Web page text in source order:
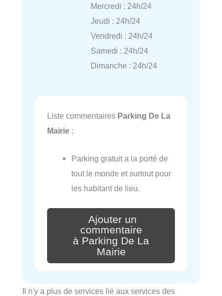
Mercredi : 24h/24
Jeudi : 24h/24
Vendredi : 24h/24
Samedi : 24h/24
Dimanche : 24h/24
Liste commentaires Parking De La
Mairie :
Parking gratuit a la porté de
tout le monde et surtout pour
les habitant de lieu.
Ajouter un
commentaire
à Parking De La
Mairie
Il n'y a plus de services lié aux services des